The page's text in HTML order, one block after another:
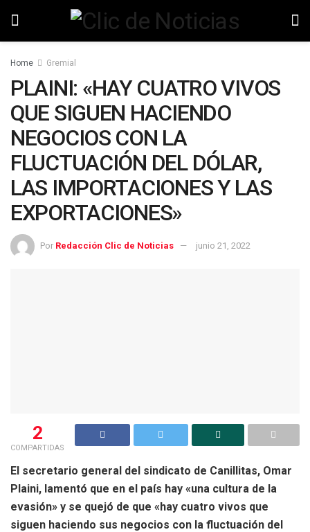
Home Gremial
PLAINI: «HAY CUATRO VIVOS
QUE SIGUEN HACIENDO
NEGOCIOS CON LA
FLUCTUACIÓN DEL DÓLAR,
LAS IMPORTACIONES Y LAS
EXPORTACIONES»
Por Redacción Clic de Noticias junio 21, 2022
2
COMPARTIDAS
El secretario general del sindicato de Canillitas, Omar
Plaini, lamentó que en el país hay «una cultura de la
evasión» y se quejó de que «hay cuatro vivos que
siguen haciendo sus negocios con la fluctuación del